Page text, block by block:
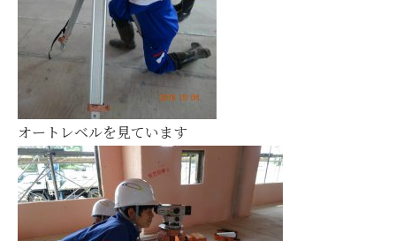
オートレベルを見ています